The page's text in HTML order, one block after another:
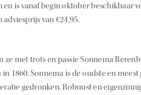
en is vanaf begin oktober beschikbaar
van €24,95.
ze met trots en passie Sonnema
in 1860. Sonnema is de oudste en
gedronken. Robuust en